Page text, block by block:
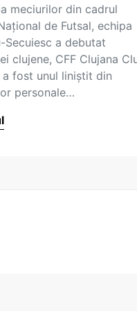
meciurilor din cadrul
de Futsal, echipa
Secuiesc a debutat
clujene, CFF Clujana
a fost unul liniştit din
personale…